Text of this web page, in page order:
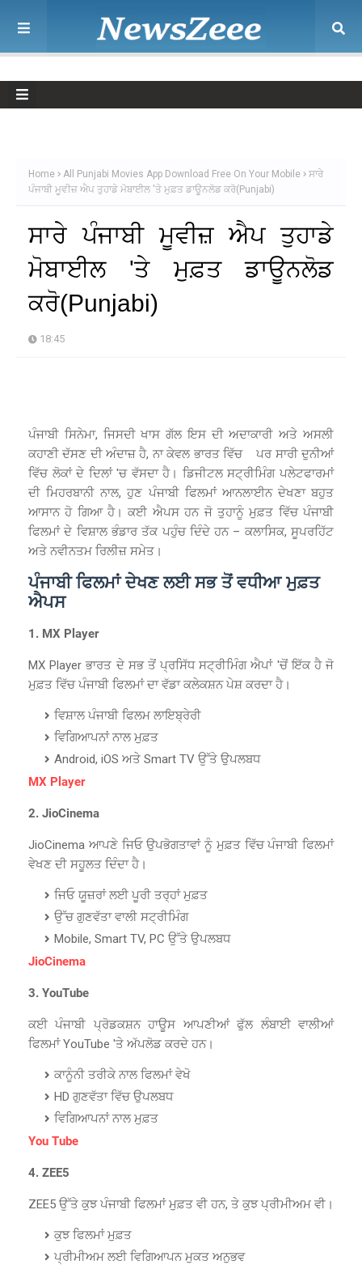
Home All Punjabi Movies App Download Free On Your Mobile
ਸਾਰੇ
ਪੰਜਾਬੀ ਮੂਵੀਜ਼ ਐਪ ਤੁਹਾਡੇ ਮੋਬਾਈਲ 'ਤੇ ਮੁਫ਼ਤ ਡਾਊਨਲੋਡ ਕਰੋ(Punjabi)
ਸਾਰੇ ਪੰਜਾਬੀ ਮੂਵੀਜ਼ ਐਪ ਤੁਹਾਡੇ
ਮੋਬਾਈਲ 'ਤੇ ਮੁਫ਼ਤ ਡਾਊਨਲੋਡ
ਕਰੋ(Punjabi)
18:45
ਪੰਜਾਬੀ ਸਿਨੇਮਾ, ਜਿਸਦੀ ਖਾਸ ਗੱਲ ਇਸ ਦੀ ਅਦਾਕਾਰੀ ਅਤੇ ਅਸਲੀ
ਕਹਾਣੀ ਦੱਸਣ ਦੀ ਅੰਦਾਜ਼ ਹੈ, ਨਾ ਕੇਵਲ ਭਾਰਤ ਵਿੱਚ ਪਰ ਸਾਰੀ ਦੁਨੀਆਂ
ਵਿੱਚ ਲੋਕਾਂ ਦੇ ਦਿਲਾਂ 'ਚ ਵੱਸਦਾ ਹੈ। ਡਿਜੀਟਲ ਸਟ੍ਰੀਮਿੰਗ ਪਲੇਟਫਾਰਮਾਂ
ਦੀ ਮਿਹਰਬਾਨੀ ਨਾਲ, ਹੁਣ ਪੰਜਾਬੀ ਫਿਲਮਾਂ ਆਨਲਾਈਨ ਦੇਖਣਾ ਬਹੁਤ
ਆਸਾਨ ਹੋ ਗਿਆ ਹੈ। ਕਈ ਐਪਸ ਹਨ ਜੋ ਤੁਹਾਨੂੰ ਮੁਫ਼ਤ ਵਿੱਚ ਪੰਜਾਬੀ
ਫਿਲਮਾਂ ਦੇ ਵਿਸ਼ਾਲ ਭੰਡਾਰ ਤੱਕ ਪਹੁੰਚ ਦਿੰਦੇ ਹਨ – ਕਲਾਸਿਕ, ਸੂਪਰਹਿੱਟ
ਅਤੇ ਨਵੀਨਤਮ ਰਿਲੀਜ਼ ਸਮੇਤ।
ਪੰਜਾਬੀ ਫਿਲਮਾਂ ਦੇਖਣ ਲਈ ਸਭ ਤੋਂ ਵਧੀਆ ਮੁਫ਼ਤ
ਐਪਸ
1. MX Player
MX Player ਭਾਰਤ ਦੇ ਸਭ ਤੋਂ ਪ੍ਰਸਿੱਧ ਸਟ੍ਰੀਮਿੰਗ ਐਪਾਂ 'ਚੋਂ ਇੱਕ ਹੈ ਜੋ
ਮੁਫ਼ਤ ਵਿੱਚ ਪੰਜਾਬੀ ਫਿਲਮਾਂ ਦਾ ਵੱਡਾ ਕਲੇਕਸ਼ਨ ਪੇਸ਼ ਕਰਦਾ ਹੈ।
ਵਿਸ਼ਾਲ ਪੰਜਾਬੀ ਫਿਲਮ ਲਾਇਬ੍ਰੇਰੀ
ਵਿਗਿਆਪਨਾਂ ਨਾਲ ਮੁਫ਼ਤ
Android, iOS ਅਤੇ Smart TV ਉੱਤੇ ਉਪਲਬਧ
MX Player
2. JioCinema
JioCinema ਆਪਣੇ ਜਿਓ ਉਪਭੋਗਤਾਵਾਂ ਨੂੰ ਮੁਫ਼ਤ ਵਿੱਚ ਪੰਜਾਬੀ ਫਿਲਮਾਂ
ਵੇਖਣ ਦੀ ਸਹੂਲਤ ਦਿੰਦਾ ਹੈ।
ਜਿਓ ਯੂਜ਼ਰਾਂ ਲਈ ਪੂਰੀ ਤਰ੍ਹਾਂ ਮੁਫ਼ਤ
ਉੱਚ ਗੁਣਵੱਤਾ ਵਾਲੀ ਸਟ੍ਰੀਮਿੰਗ
Mobile, Smart TV, PC ਉੱਤੇ ਉਪਲਬਧ
JioCinema
3. YouTube
ਕਈ ਪੰਜਾਬੀ ਪ੍ਰੋਡਕਸ਼ਨ ਹਾਊਸ ਆਪਣੀਆਂ ਫੁੱਲ ਲੰਬਾਈ ਵਾਲੀਆਂ
ਫਿਲਮਾਂ YouTube 'ਤੇ ਅੱਪਲੋਡ ਕਰਦੇ ਹਨ।
ਕਾਨੂੰਨੀ ਤਰੀਕੇ ਨਾਲ ਫਿਲਮਾਂ ਵੇਖੋ
HD ਗੁਣਵੱਤਾ ਵਿੱਚ ਉਪਲਬਧ
ਵਿਗਿਆਪਨਾਂ ਨਾਲ ਮੁਫ਼ਤ
You Tube
4. ZEE5
ZEE5 ਉੱਤੇ ਕੁਝ ਪੰਜਾਬੀ ਫਿਲਮਾਂ ਮੁਫ਼ਤ ਵੀ ਹਨ, ਤੇ ਕੁਝ ਪ੍ਰੀਮੀਅਮ ਵੀ।
ਕੁਝ ਫਿਲਮਾਂ ਮੁਫ਼ਤ
ਪ੍ਰੀਮੀਅਮ ਲਈ ਵਿਗਿਆਪਨ ਮੁਕਤ ਅਨੁਭਵ